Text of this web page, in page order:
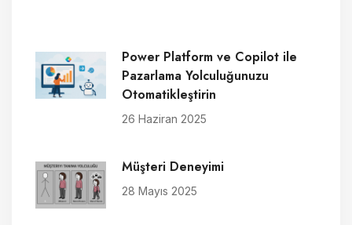
Power Platform ve Copilot ile
Pazarlama Yolculuğunuzu
Otomatikleştirin
26 Haziran 2025
Müşteri Deneyimi
28 Mayıs 2025